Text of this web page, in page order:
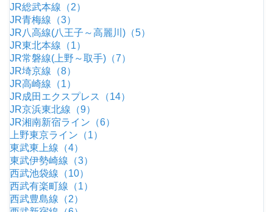
JR総武本線（2）
JR青梅線（3）
JR八高線(八王子～高麗川)（5）
JR東北本線（1）
JR常磐線(上野～取手)（7）
JR埼京線（8）
JR高崎線（1）
JR成田エクスプレス（14）
JR京浜東北線（9）
JR湘南新宿ライン（6）
上野東京ライン（1）
東武東上線（4）
東武伊勢崎線（3）
西武池袋線（10）
西武有楽町線（1）
西武豊島線（2）